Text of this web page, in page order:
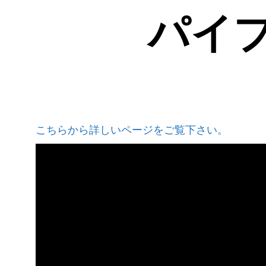
パイ
こちらから詳しいページをご覧下さい。